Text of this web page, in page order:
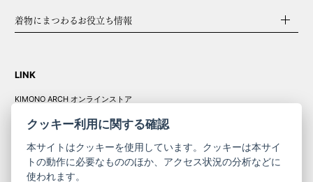
着物にまつわるお役立ち情報
LINK
KIMONO ARCH オンラインストア
クッキー利用に関する確認
本サイトはクッキーを使用しています。クッキーは本サイ
トの動作に必要なもののほか、アクセス状況の分析などに
使われます。